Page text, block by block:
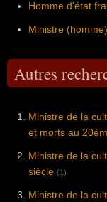
Homme d'état
Ministre
Autres
Ministre de la
et morts au
Ministre de la
siècle (1)
Ministre de la